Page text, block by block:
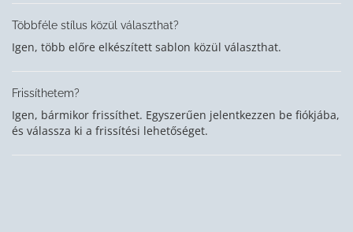
Többféle stílus közül választhat?
Igen, több előre elkészített sablon közül választhat.
Frissíthetem?
Igen, bármikor frissíthet. Egyszerűen jelentkezzen be fiókjába,
és válassza ki a frissítési lehetőséget.